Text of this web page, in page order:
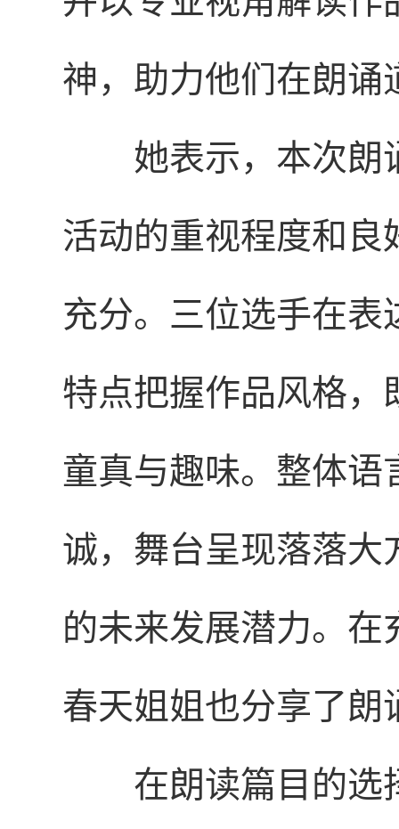
神，助力他们在朗诵
她表示，本次朗
活动的重视程度和
充分。三位选手在
特点把握作品风格，
童真与趣味。整体
诚，舞台呈现落落大
的未来发展潜力。
春天姐姐也分享了朗
在朗读篇目的选